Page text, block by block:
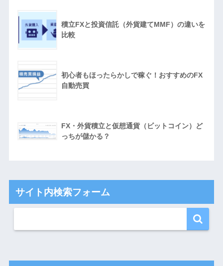
積立FXと投資信託（外貨建てMMF）の違いを
比較
初心者もほったらかしで稼ぐ！おすすめのFX
自動売買
FX・外貨積立と仮想通貨（ビットコイン）ど
っちが儲かる？
サイト内検索フォーム